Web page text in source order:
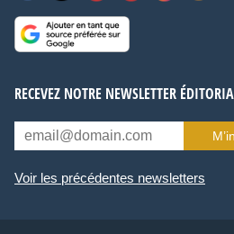
RECEVEZ NOTRE NEWSLETTER
Voir les précédentes newsletters